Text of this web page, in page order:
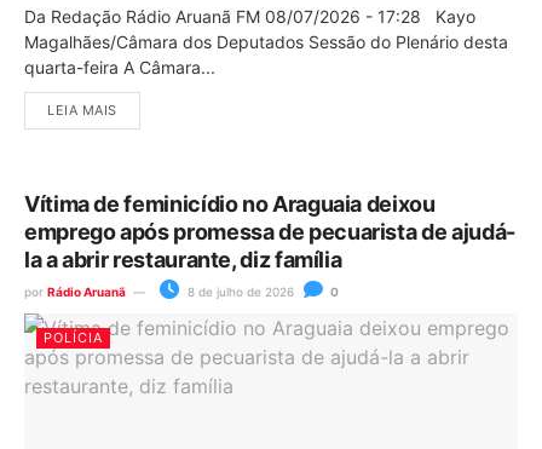
Da Redação Rádio Aruanã FM 08/07/2026 - 17:28 Kayo
Magalhães/Câmara dos Deputados Sessão do Plenário desta
quarta-feira A Câmara...
LEIA MAIS
Vítima de feminicídio no Araguaia deixou
emprego após promessa de pecuarista de ajudá-
la a abrir restaurante, diz família
por Rádio Aruanã 8 de julho de 2026 0
POLÍCIA